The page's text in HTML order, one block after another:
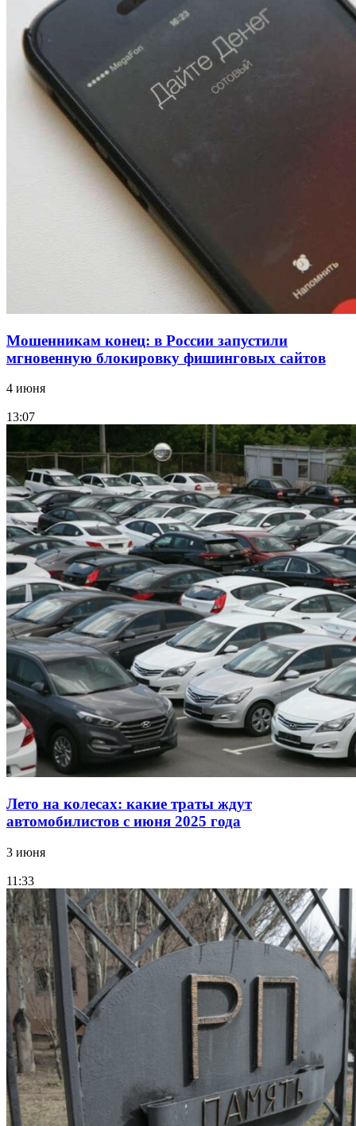
Волгоградские вузы в топе зарплатного
рейтинга: ВолгГТУ и ВолгГМУ вошли в топ‑15
для химической отрасли и фармацевтики
18:39
В Красноармейском районе Волгограда стартует
конкурс на ремонт моста через Волго‑Донской
судоходный канал
Фестиваль #ТриЧетыре в Волгограде пройдёт
11–13 сентября в рамках Года единства народов
Мошенникам конец: в России запустили
мгновенную блокировку фишинговых сайтов
4 июня
13:07
Лето на колесах: какие траты ждут
автомобилистов с июня 2025 года
3 июня
11:33